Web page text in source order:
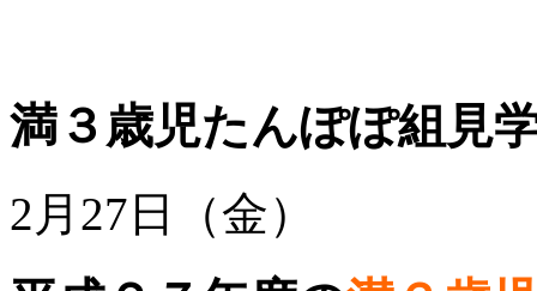
満３歳児たんぽぽ組見
2月27日（金）